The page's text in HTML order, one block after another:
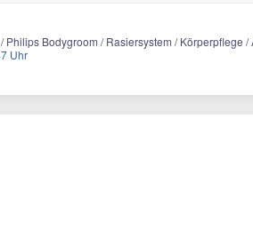
Philips Bodygroom / Rasiersystem / Körperpflege /
Uhr